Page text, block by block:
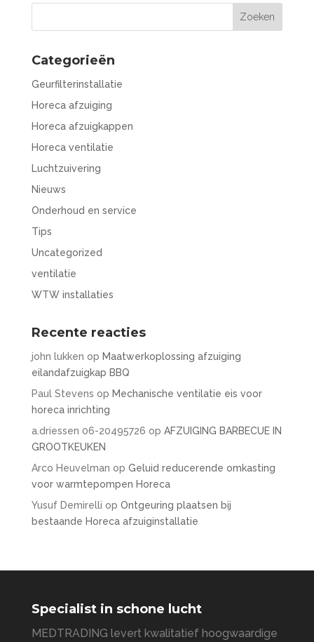
Categorieën
Geurfilterinstallatie
Horeca afzuiging
Horeca afzuigkappen
Horeca ventilatie
Luchtzuivering
Nieuws
Onderhoud en service
Tips
Uncategorized
ventilatie
WTW installaties
Recente reacties
john lukken op Maatwerkoplossing afzuiging
eilandafzuigkap BBQ
Paul Stevens op Mechanische ventilatie eis voor
horeca inrichting
a.driessen 06-20495726 op AFZUIGING BARBECUE IN
GROOTKEUKEN
Arco Heuvelman op Geluid reducerende omkasting
voor warmtepompen Horeca
Yusuf Demirelli op Ontgeuring plaatsen bij
bestaande Horeca afzuiginstallatie
Specialist in schone lucht
MEDTRADING levert kwalitatief hoogwaardige